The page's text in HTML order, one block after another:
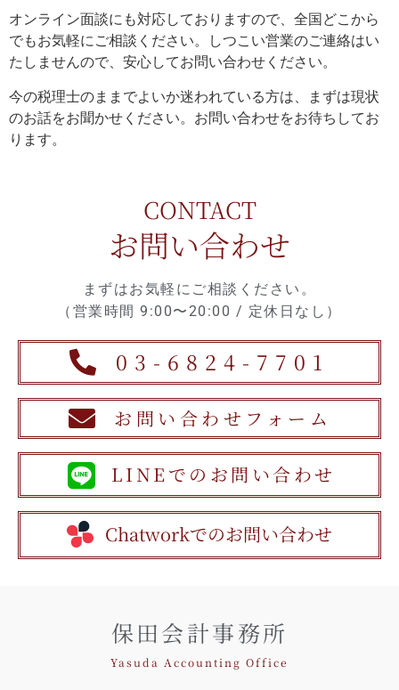
オンライン面談にも対応しておりますので、全国どこから
でもお気軽にご相談ください。しつこい営業のご連絡はい
たしませんので、安心してお問い合わせください。
今の税理士のままでよいか迷われている方は、まずは現状
のお話をお聞かせください。お問い合わせをお待ちしてお
ります。
CONTACT
お問い合わせ
まずはお気軽にご相談ください。
（営業時間 9:00〜20:00 / 定休日なし）
03-6824-7701
お問い合わせフォーム
LINEでのお問い合わせ
Chatworkでのお問い合わせ
保田会計事務所
Yasuda Accounting Office